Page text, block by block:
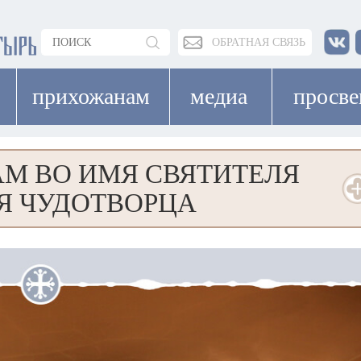
ОБРАТНАЯ СВЯЗЬ
прихожанам медиа
ВО ИМЯ СВЯТИТЕЛЯ
ЧУДОТВОРЦА